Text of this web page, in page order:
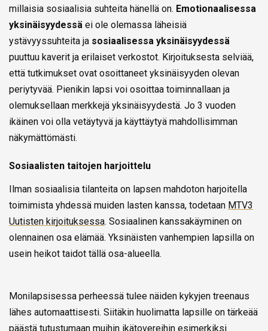
millaisia sosiaalisia suhteita hänellä on. Emotionaalisessa
yksinäisyydessä ei ole olemassa läheisiä
ystävyyssuhteita ja sosiaalisessa yksinäisyydessä
puuttuu kaverit ja erilaiset verkostot. Kirjoituksesta selviää,
että tutkimukset ovat osoittaneet yksinäisyyden olevan
periytyvää. Pienikin lapsi voi osoittaa toiminnallaan ja
olemuksellaan merkkejä yksinäisyydestä. Jo 3 vuoden
ikäinen voi olla vetäytyvä ja käyttäytyä mahdollisimman
näkymättömästi.
Sosiaalisten taitojen harjoittelu
Ilman sosiaalisia tilanteita on lapsen mahdoton harjoitella
toimimista yhdessä muiden lasten kanssa, todetaan MTV3
Uutisten kirjoituksessa. Sosiaalinen kanssakäyminen on
olennainen osa elämää. Yksinäisten vanhempien lapsilla on
usein heikot taidot tällä osa-alueella.
Monilapsisessa perheessä tulee näiden kykyjen treenaus
lähes automaattisesti. Siitäkin huolimatta lapsille on tärkeää
päästä tutustumaan muihin ikätovereihin esimerkiksi